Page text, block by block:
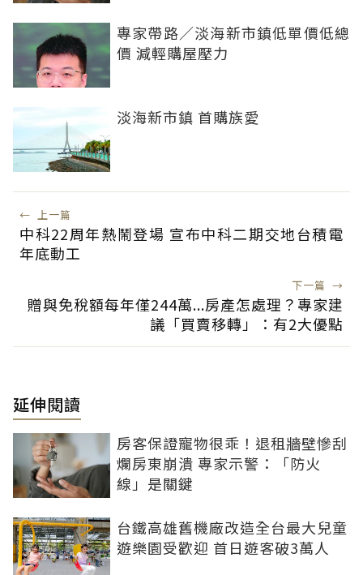
專家帶路／淡海新市鎮低單價低總
價 減輕購屋壓力
淡海新市鎮 首購族愛
← 上一篇
中科22周年熱鬧登場 宣布中科二期交地台積電
年底動工
下一篇 →
贈與免稅額每年僅244萬...房產怎處理？專家建
議「買賣移轉」：有2大優點
延伸閱讀
房客保證寵物很乖！退租牆壁慘刮
爛房東崩潰 專家示警：「防火
線」是關鍵
台鐵高雄舊機廠改造全台最大兒童
遊樂園受歡迎 首日遊客破3萬人